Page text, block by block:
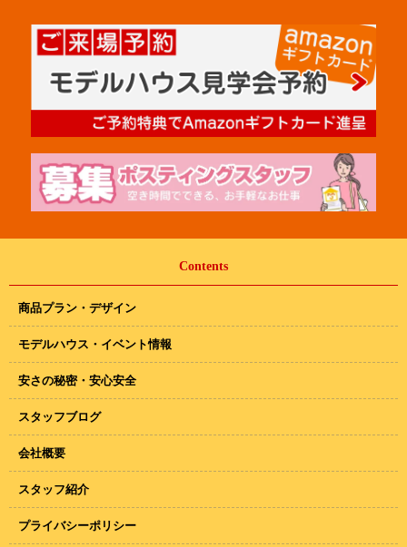
Contents
商品プラン・デザイン
モデルハウス・イベント情報
安さの秘密・安心安全
スタッフブログ
会社概要
スタッフ紹介
プライバシーポリシー